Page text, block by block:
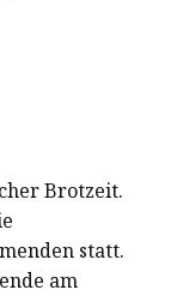
Brotzeit.
statt.
am